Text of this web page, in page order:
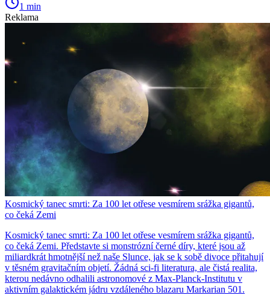
1 min
Reklama
Kosmický tanec smrti: Za 100 let otřese vesmírem srážka gigantů,
co čeká Zemi
Kosmický tanec smrti: Za 100 let otřese vesmírem srážka gigantů,
co čeká Zemi. Představte si monstrózní černé díry, které jsou až
miliardkrát hmotnější než naše Slunce, jak se k sobě divoce přitahují
v těsném gravitačním objetí. Žádná sci-fi literatura, ale čistá realita,
kterou nedávno odhalili astronomové z Max-Planck-Institutu v
aktivním galaktickém jádru vzdáleného blazaru Markarian 501.